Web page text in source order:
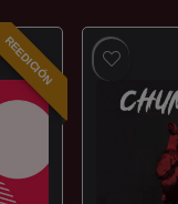
REEDICIÓN